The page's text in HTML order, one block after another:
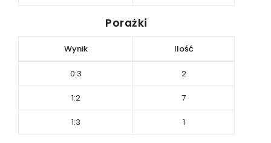
Porażki
Wynik Ilość
0:3 2
1:2 7
1:3 1